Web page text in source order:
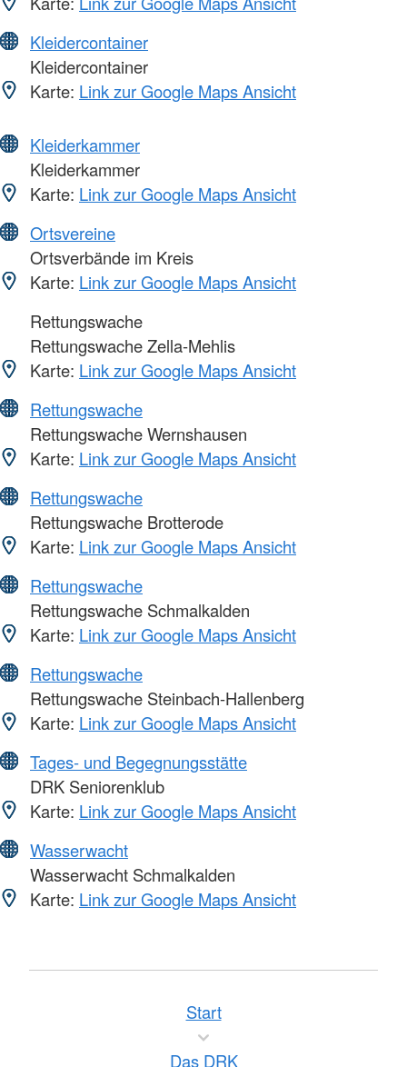
Kleidercontainer
Kleidercontainer
Karte: Link zur Google Maps Ansicht
Kleiderkammer
Kleiderkammer
Karte: Link zur Google Maps Ansicht
Ortsvereine
Ortsverbände im Kreis
Karte: Link zur Google Maps Ansicht
Rettungswache
Rettungswache Zella-Mehlis
Karte: Link zur Google Maps Ansicht
Rettungswache
Rettungswache Wernshausen
Karte: Link zur Google Maps Ansicht
Rettungswache
Rettungswache Brotterode
Karte: Link zur Google Maps Ansicht
Rettungswache
Rettungswache Schmalkalden
Karte: Link zur Google Maps Ansicht
Rettungswache
Rettungswache Steinbach-Hallenberg
Karte: Link zur Google Maps Ansicht
Tages- und Begegnungsstätte
DRK Seniorenklub
Karte: Link zur Google Maps Ansicht
Wasserwacht
Wasserwacht Schmalkalden
Karte: Link zur Google Maps Ansicht
Start
Das DRK